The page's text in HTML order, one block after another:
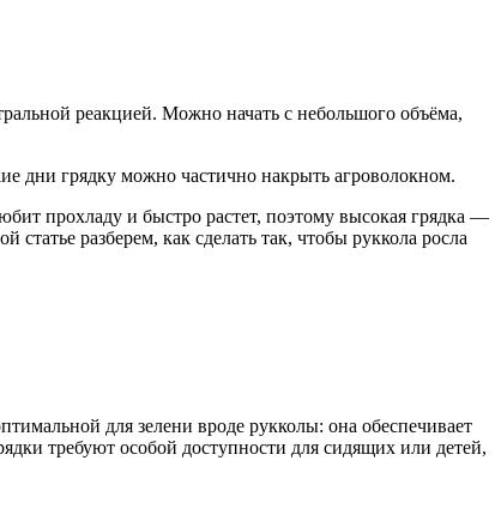
реакцией. Можно начать с небольшого объёма,
дни грядку можно частично накрыть агроволокном.
прохладу и быстро растет, поэтому высокая грядка —
разберем, как сделать так, чтобы руккола росла
для зелени вроде рукколы: она обеспечивает
требуют особой доступности для сидящих или детей,